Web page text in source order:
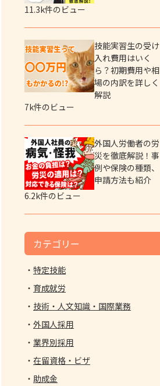
11.3k件のビュー
技能実習生の受け
入れ費用はいく
ら？初期費用や相
場の内訳を詳しく
解説
7k件のビュー
外国人労働者の労
災を徹底解説！事
例や保険の種類、
申請方法も紹介
6.2k件のビュー
カテゴリー
特定技能
育成就労
技術・人文知識・国際業務
外国人採用
業界別採用
在留資格・ビザ
助成金